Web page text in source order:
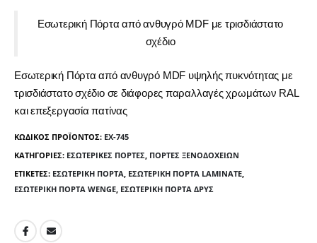
Εσωτερική Πόρτα από ανθυγρό MDF με τρισδιάστατο
σχέδιο
Εσωτερική Πόρτα από ανθυγρό MDF υψηλής πυκνότητας με
τρισδιάστατο σχέδιο σε διάφορες παραλλαγές χρωμάτων RAL
και επεξεργασία πατίνας
ΚΩΔΙΚΌΣ ΠΡΟΪΌΝΤΟΣ: ΕΧ-745
ΚΑΤΗΓΟΡΊΕΣ: ΕΣΩΤΕΡΙΚΈΣ ΠΌΡΤΕΣ ΠΌΡΤΕΣ ΞΕΝΟΔΟΧΕΊΩΝ
ΕΤΙΚΈΤΕΣ: ΕΣΩΤΕΡΙΚΉ ΠΌΡΤΑ ΕΣΩΤΕΡΙΚΉ ΠΌΡΤΑ LAMINATE
ΕΣΩΤΕΡΙΚΉ ΠΌΡΤΑ WENGE ΕΣΩΤΕΡΙΚΉ ΠΌΡΤΑ ΔΡΥΣ